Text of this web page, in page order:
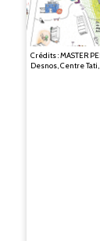
Crédits : MASTER
Desnos, Centre Tati,